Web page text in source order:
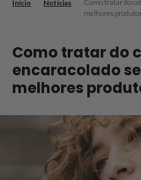
Início Notícias
Como tratar do
melhores
Como tratar do
encaracolado
melhores